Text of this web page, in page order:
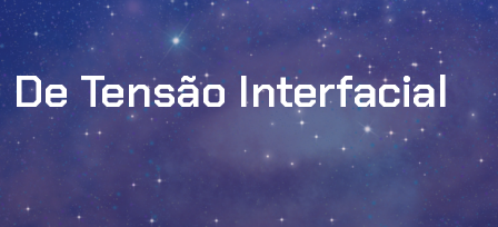
De Tensão Interfacial